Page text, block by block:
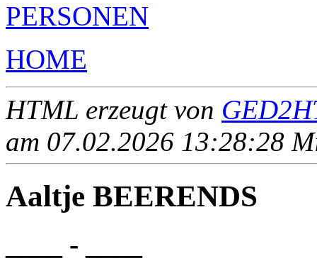
PERSONEN
HOME
HTML erzeugt von
am 07.02.2026 13:28:28
Aaltje BEERENDS
____ - ____